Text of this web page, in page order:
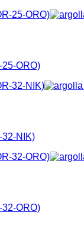
ORO)
32-NIK)
ORO)